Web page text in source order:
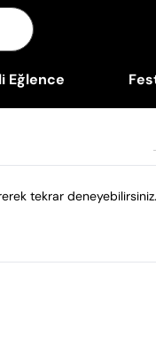
Eğlence
tekrar deneyebilirsiniz.